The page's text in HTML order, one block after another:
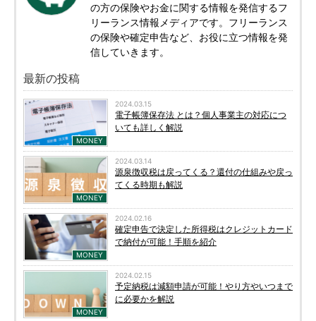
の方の保険やお金に関する情報を発信するフ
リーランス情報メディアです。フリーランス
の保険や確定申告など、お役に立つ情報を発
信していきます。
最新の投稿
MONEY
2024.03.15
電子帳簿保存法 とは？個人事業主の対応につ
いても詳しく解説
MONEY
2024.03.14
源泉徴収税は戻ってくる？還付の仕組みや戻っ
てくる時期も解説
MONEY
2024.02.16
確定申告で決定した所得税はクレジットカード
で納付が可能！手順を紹介
MONEY
2024.02.15
予定納税は減額申請が可能！やり方やいつまで
に必要かを解説